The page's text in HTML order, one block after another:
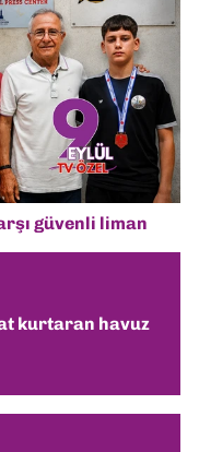
güvenli liman
kurtaran havuz